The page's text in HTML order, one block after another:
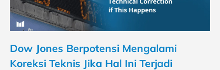
Dow Jones Berpotensi Mengalami
Koreksi Teknis Jika Hal Ini Terjadi